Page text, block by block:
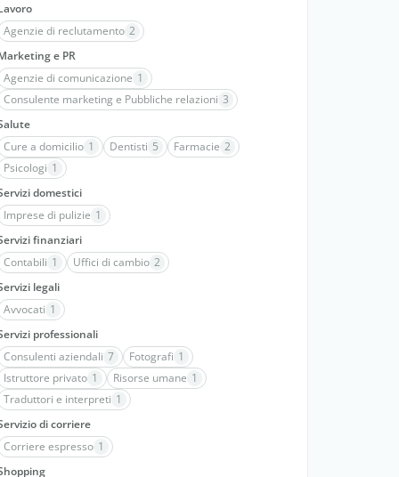
Agenzie di reclutamento 2
e PR
Agenzie di comunicazione 1
Consulente marketing e Pubbliche relazioni 3
Cure a domicilio 1 Dentisti 5 Farmacie 2
Psicologi 1
domestici
Imprese di pulizie 1
finanziari
Contabili 1 Uffici di cambio 2
legali
Avvocati 1
professionali
Consulenti aziendali 7 Fotografi 1
Istruttore privato 1 Risorse umane 1
Traduttori e interpreti 1
di corriere
Corriere espresso 1